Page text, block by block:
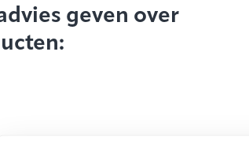
geven over